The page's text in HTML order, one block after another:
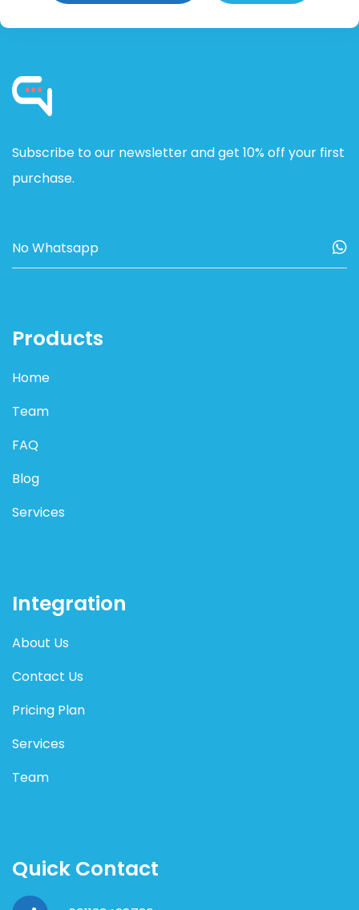
Subscribe to our newsletter and get 10% off your first
purchase.
Products
Home
Team
FAQ
Blog
Services
Integration
About Us
Contact Us
Pricing Plan
Services
Team
Quick Contact